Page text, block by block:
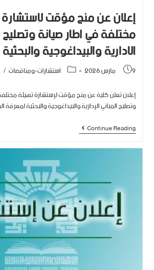
إعلان عن منح مؤقت
مختلفة في اطار صيانة وتصليح
الإدارية والبيداغوجية والبحثية‎
9 مارس 2026 استشارات-ومناقصات/
إعلان تعلن كلية عن منح مؤقت لإستشارة تهيئة
وتصليح المباني الإدارية والبيداغوجية والبحثية‎ لمعرفة المزيد اضغط هنا
Continue Reading